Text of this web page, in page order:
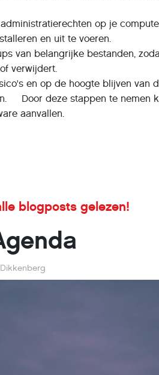
op je
en uit te voeren.
van belangrijke bestanden,
verwijdert.
en op de hoogte blijven van
Door deze stappen te nemen
aanvallen.
blogposts gelezen!